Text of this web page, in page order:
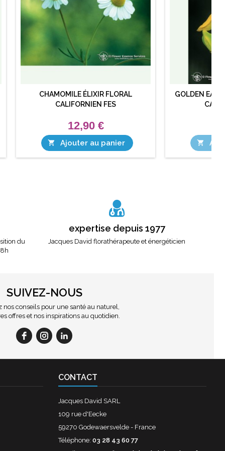
CHAMOMILE ÉLIXIR FLORAL
CALIFORNIEN FES
12,90 €
 Ajouter au panier
GOLDEN EAR

du
expertise depuis 1977
Jacques David florathérapeute et énergéticien
SUIVEZ-NOUS
nos conseils pour une santé au naturel,
offres et nos inspirations au quotidien.
CONTACT
Jacques David SARL
109 rue d'Eecke
59270 Godewaersvelde - France
Téléphone: 03 28 43 60 77